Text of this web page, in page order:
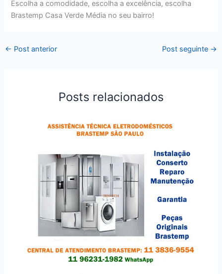
Escolha a comodidade, escolha a excelência, escolha
Brastemp Casa Verde Média no seu bairro!
← Post anterior Post seguinte →
Posts relacionados